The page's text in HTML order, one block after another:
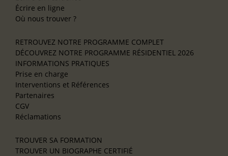
Écrire en ligne
Où nous trouver ?
RETROUVEZ NOTRE PROGRAMME COMPLET
DÉCOUVREZ NOTRE PROGRAMME RÉSIDENTIEL 2026
INFORMATIONS PRATIQUES
Prise en charge
Interventions et Références
Partenaires
CGV
Réclamations
TROUVER SA FORMATION
TROUVER UN BIOGRAPHE CERTIFIÉ